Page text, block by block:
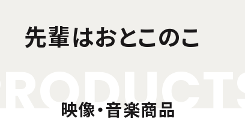
先輩はおとこのこ
ODUC
映像・音楽商品